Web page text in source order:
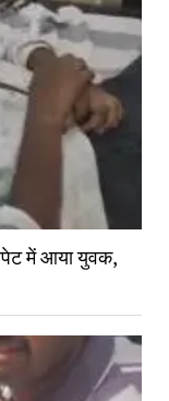
में आया युवक,